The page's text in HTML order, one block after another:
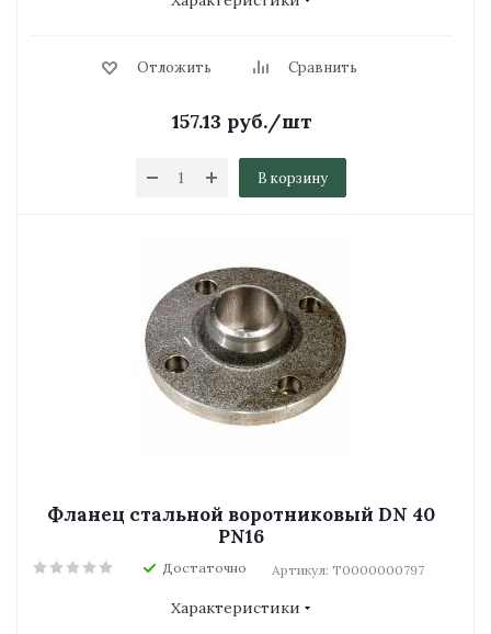
Отложить Сравнить
157.13 руб./шт
В корзину
Фланец стальной воротниковый DN 40
PN16
Достаточно Артикул: Т0000000797
Характеристики